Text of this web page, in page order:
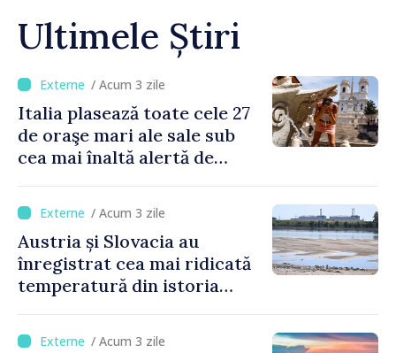
Ultimele Știri
/ Acum 3 zile
Italia plasează toate cele 27
de oraşe mari ale sale sub
cea mai înaltă alertă de
/ Acum 3 zile
Austria și Slovacia au
înregistrat cea mai ridicată
temperatură din istoria
/ Acum 3 zile